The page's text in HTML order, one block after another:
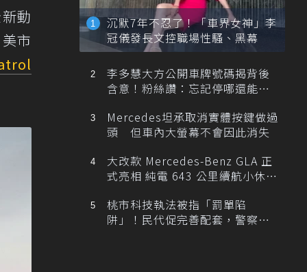
動
市
沉默7年不忍了！「車界女神」李
冠儀發長文控職場性騷、黑幕
李多慧大方公開車牌號碼揭背後
含意！粉絲讚：忘記停哪還能幫
Mercedes坦承取消實體按鍵做過
頭 但車內大螢幕不會因此消失
大改款 Mercedes-Benz GLA 正
式亮相 純電 643 公里續航小休
桃市科技執法被指「罰單陷
阱」！民代促完善配套，警察局